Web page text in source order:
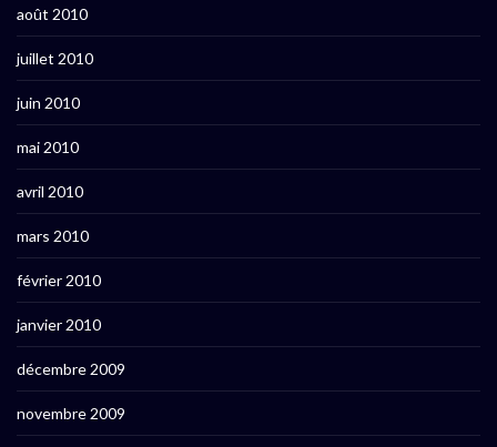
août 2010
juillet 2010
juin 2010
mai 2010
avril 2010
mars 2010
février 2010
janvier 2010
décembre 2009
novembre 2009